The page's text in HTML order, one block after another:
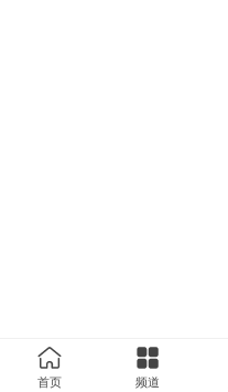
首页 频道